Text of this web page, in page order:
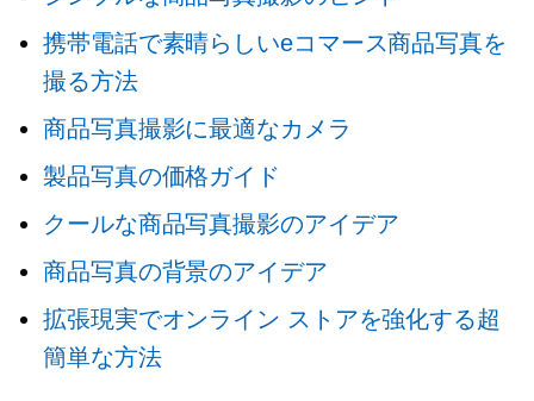
携帯電話で素晴らしいeコマース商品写真を
撮る方法
商品写真撮影に最適なカメラ
製品写真の価格ガイド
クールな商品写真撮影のアイデア
商品写真の背景のアイデア
拡張現実でオンライン ストアを強化する超
簡単な方法